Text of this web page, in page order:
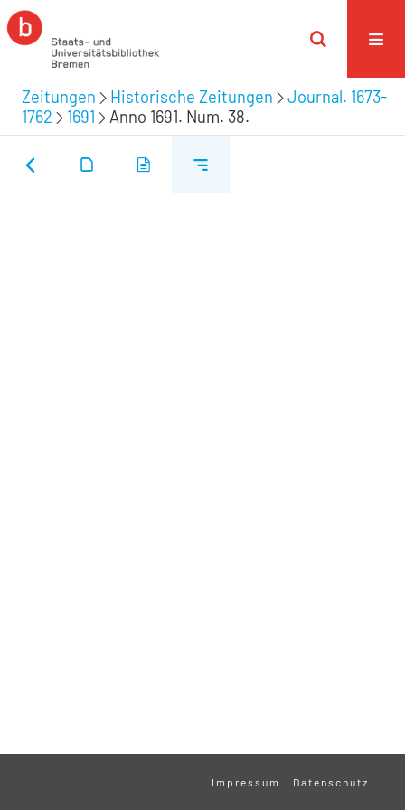
Zeitungen Historische Zeitungen
Journal. 1673-
1762
1691 Anno 1691. Num. 38.
Impressum Datenschutz